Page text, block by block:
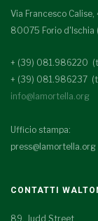
Via Francesco Calise,
80075 Forio d'Ischia
+ (39) 081.986220
+ (39) 081.986237
info@lamortella.org
Ufficio stampa:
press@lamortella.org
CONTATTI
89, Judd Street